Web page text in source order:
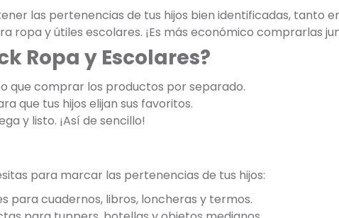
las pertenencias de tus hijos bien identificadas, tanto
ropa y útiles escolares. ¡Es más económico comprarlas
Ropa y Escolares?
que comprar los productos por separado.
que tus hijos elijan sus favoritos.
y listo. ¡Así de sencillo!
para marcar las pertenencias de tus hijos:
para cuadernos, libros, loncheras y termos.